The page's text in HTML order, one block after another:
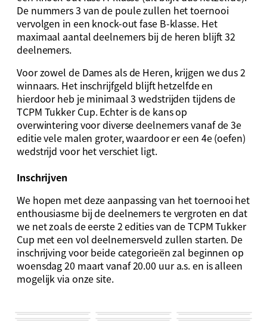
De nummers 3 van de poule zullen het toernooi
vervolgen in een knock-out fase B-klasse. Het
maximaal aantal deelnemers bij de heren blijft 32
deelnemers.
Voor zowel de Dames als de Heren, krijgen we dus 2
winnaars. Het inschrijfgeld blijft hetzelfde en
hierdoor heb je minimaal 3 wedstrijden tijdens de
TCPM Tukker Cup. Echter is de kans op
overwintering voor diverse deelnemers vanaf de 3e
editie vele malen groter, waardoor er een 4e (oefen)
wedstrijd voor het verschiet ligt.
Inschrijven
We hopen met deze aanpassing van het toernooi het
enthousiasme bij de deelnemers te vergroten en dat
we net zoals de eerste 2 edities van de TCPM Tukker
Cup met een vol deelnemersveld zullen starten. De
inschrijving voor beide categorieën zal beginnen op
woensdag 20 maart vanaf 20.00 uur a.s. en is alleen
mogelijk via onze site.